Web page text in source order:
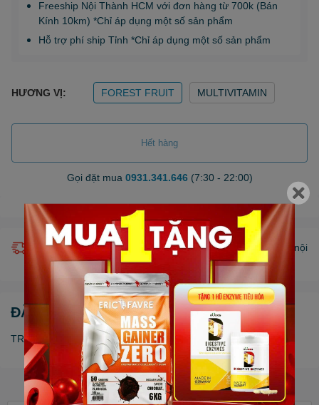
Freeship Nội Thành HCM với đơn hàng từ 700k (Bán
Kính 10km) *Chỉ áp dụng một số sản phẩm
Hỗ trợ phí ship Tỉnh *Chỉ áp dụng một số sản phẩm
HƯƠNG VỊ: FOREST FRUIT MULTIVITAMIN
Hết hàng
Gọi đặt mua 0931.341.646(7:30 - 22:00)
Giao hàng miễn phí nội thành HCM (chỉ áp dụng khu vực nội
thành bán kính 10km) *Chỉ áp dụng một số sản phẩm.
ĐẶC ĐIỂM NỔI BẬT
TREC ENERGY GEL 40g